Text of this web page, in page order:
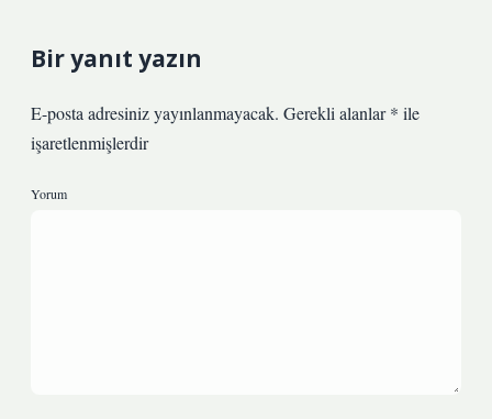
Bir yanıt yazın
E-posta adresiniz yayınlanmayacak. Gerekli alanlar* ile
işaretlenmişlerdir
Yorum